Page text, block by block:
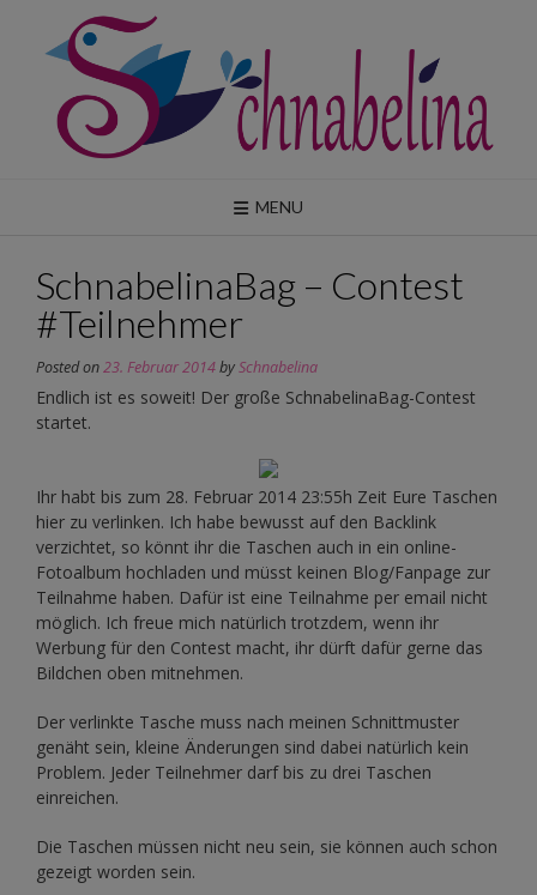
content
MENU
SchnabelinaBag – Contest
#Teilnehmer
Posted on23. Februar 2014bySchnabelina
Endlich ist es soweit! Der große SchnabelinaBag-Contest
startet.
Ihr habt bis zum 28. Februar 2014 23:55h Zeit Eure Taschen
hier zu verlinken. Ich habe bewusst auf den Backlink
verzichtet, so könnt ihr die Taschen auch in ein online-
Fotoalbum hochladen und müsst keinen Blog/Fanpage zur
Teilnahme haben. Dafür ist eine Teilnahme per email nicht
möglich. Ich freue mich natürlich trotzdem, wenn ihr
Werbung für den Contest macht, ihr dürft dafür gerne das
Bildchen oben mitnehmen.
Der verlinkte Tasche muss nach meinen Schnittmuster
genäht sein, kleine Änderungen sind dabei natürlich kein
Problem. Jeder Teilnehmer darf bis zu drei Taschen
einreichen.
Die Taschen müssen nicht neu sein, sie können auch schon
gezeigt worden sein.